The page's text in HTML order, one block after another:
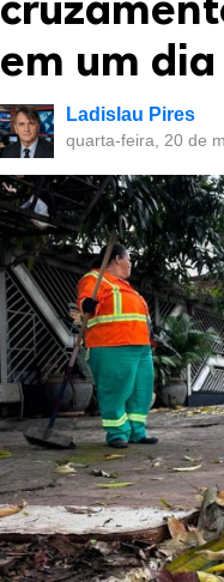
em um dia
Ladislau Pires
quarta-feira, 20 de